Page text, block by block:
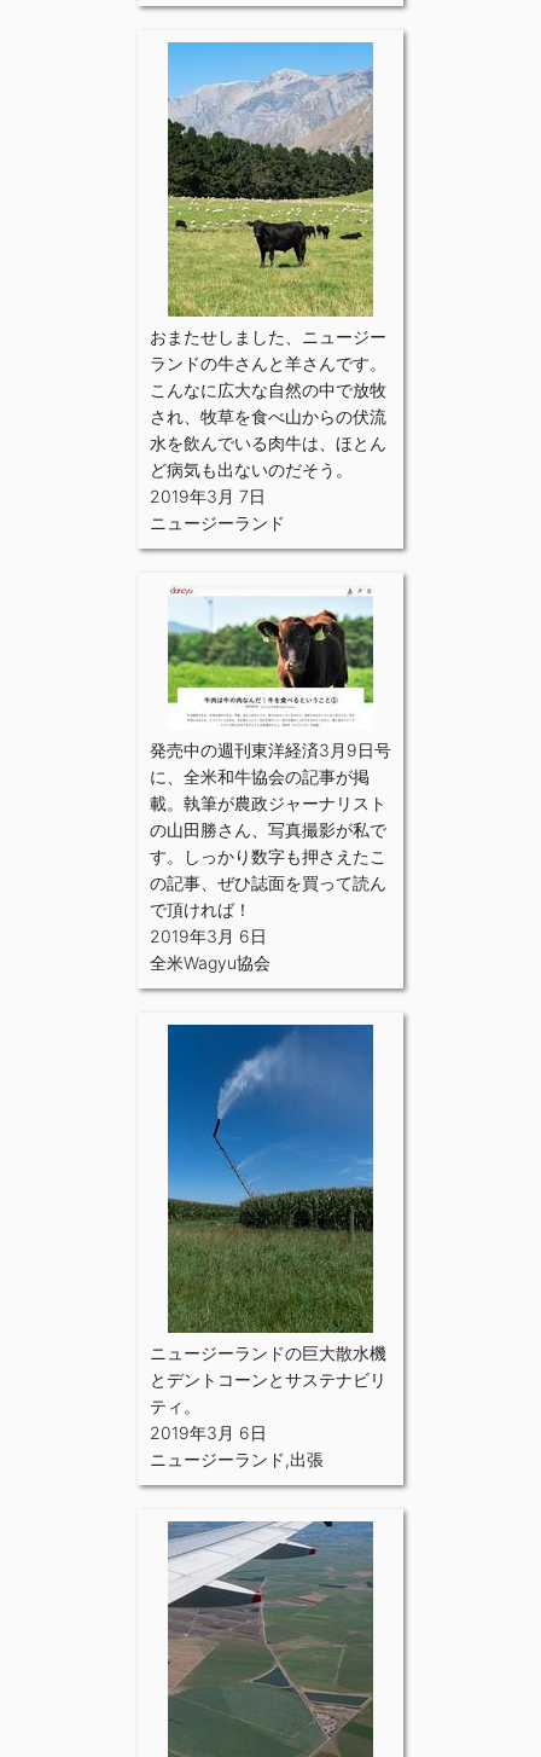
おまたせしました、ニュージー
ランドの牛さんと羊さんです。
こんなに広大な自然の中で放牧
され、牧草を食べ山からの伏流
水を飲んでいる肉牛は、ほとん
ど病気も出ないのだそう。
2019年3月 7日
ニュージーランド
発売中の週刊東洋経済3月9日号
に、全米和牛協会の記事が掲
載。執筆が農政ジャーナリスト
の山田勝さん、写真撮影が私で
す。しっかり数字も押さえたこ
の記事、ぜひ誌面を買って読ん
で頂ければ！
2019年3月 6日
全米Wagyu協会
ニュージーランドの巨大散水機
とデントコーンとサステナビリ
ティ。
2019年3月 6日
ニュージーランド,出張